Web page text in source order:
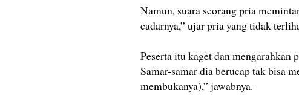
Namun, suara seorang pria
cadarnya,” ujar pria yang tidak
Peserta itu kaget dan mengarahkan
Samar-samar dia berucap tak bisa
membukanya),” jawabnya.